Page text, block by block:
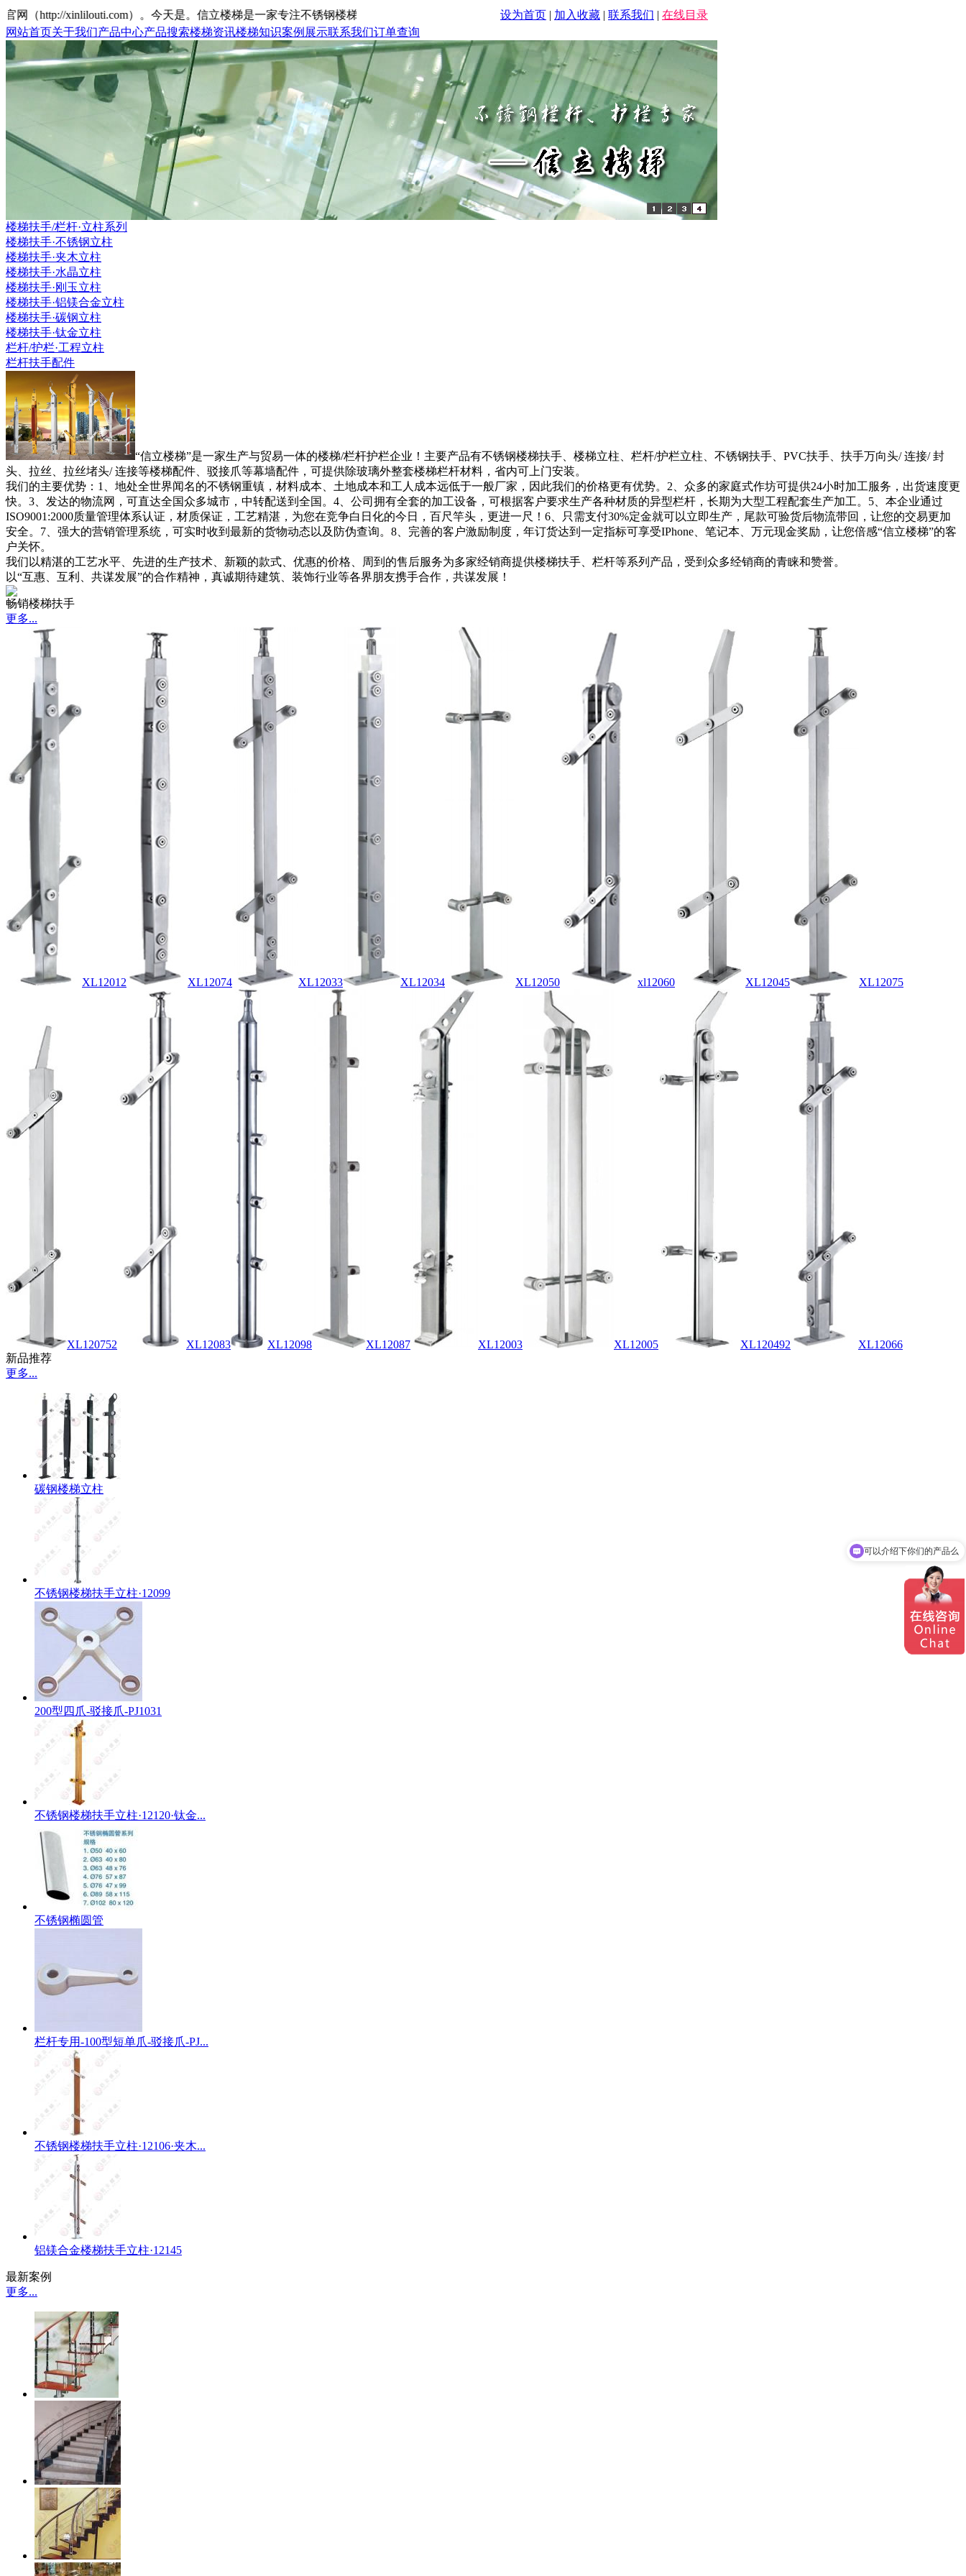
http://xinlilouti.com）。今天是。信立楼梯是一家专注不锈钢楼梯扶手、楼梯立柱、不锈钢栏杆立柱、护栏立柱的专业厂家，
设为首页 | 加入收藏 | 联系我们 | 在线目录
网站首页关于我们产品中心产品搜索楼梯资讯楼梯知识案例展示联系我们订单查询
楼梯扶手/栏杆·立柱系列
楼梯扶手·不锈钢立柱
楼梯扶手·夹木立柱
楼梯扶手·水晶立柱
楼梯扶手·刚玉立柱
楼梯扶手·铝镁合金立柱
楼梯扶手·碳钢立柱
楼梯扶手·钛金立柱
栏杆/护栏·工程立柱
栏杆扶手配件
“信立楼梯”是一家生产与贸易一体的楼梯/栏杆护栏企业！主要产品有不锈钢楼梯扶手、楼梯立柱、栏杆/护栏立柱、不锈钢扶手、PVC扶手、扶手万向头/ 连接/ 封
头、拉丝、拉丝堵头/ 连接等楼梯配件、驳接爪等幕墙配件，可提供除玻璃外整套楼梯栏杆材料，省内可上门安装。
我们的主要优势：1、地处全世界闻名的不锈钢重镇，材料成本、土地成本和工人成本远低于一般厂家，因此我们的价格更有优势。2、众多的家庭式作坊可提供24小时加工服务，出货速度更
快。3、发达的物流网，可直达全国众多城市，中转配送到全国。4、公司拥有全套的加工设备，可根据客户要求生产各种材质的异型栏杆，长期为大型工程配套生产加工。5、本企业通过
ISO9001:2000质量管理体系认证，材质保证，工艺精湛，为您在竞争白日化的今日，百尺竿头，更进一尺！6、只需支付30%定金就可以立即生产，尾款可验货后物流带回，让您的交易更加
安全。7、强大的营销管理系统，可实时收到最新的货物动态以及防伪查询。8、完善的客户激励制度，年订货达到一定指标可享受IPhone、笔记本、万元现金奖励，让您倍感“信立楼梯”的客
户关怀。
我们以精湛的工艺水平、先进的生产技术、新颖的款式、优惠的价格、周到的售后服务为多家经销商提供楼梯扶手、栏杆等系列产品，受到众多经销商的青睐和赞誉。
以“互惠、互利、共谋发展”的合作精神，真诚期待建筑、装饰行业等各界朋友携手合作，共谋发展！
畅销楼梯扶手
更多...
XL12012 XL12074 XL12033 XL12034 XL12050 xl12060 XL12045 XL12075
XL120752 XL12083 XL12098 XL12087 XL12003 XL12005 XL120492
XL12066
新品推荐
更多...
碳钢楼梯立柱
不锈钢楼梯扶手立柱·12099
200型四爪-驳接爪-PJ1031
不锈钢楼梯扶手立柱·12120·钛金...
不锈钢椭圆管
栏杆专用-100型短单爪-驳接爪-PJ...
不锈钢楼梯扶手立柱·12106·夹木...
铝镁合金楼梯扶手立柱·12145
最新案例
更多...
可以介绍下你们的产品么